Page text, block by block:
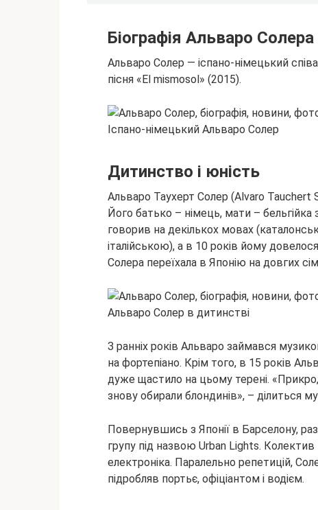
Біографія Альваро Солера
Альваро Солер — іспано-німецький
пісня «El mismosol» (2015).
Іспано-німецький Альваро Солер
Дитинство і юність
Альваро Таухерт Солер (Alvaro Tauchert
Його батько – німець, мати –
говорив на декількох мовах
італійською), а в 10 років йому
Солера переїхала в Японію на довгих
Альваро Солер в дитинстві
З ранніх років Альваро займався
на фортепіано. Крім того, в 15 років
дуже щастило на цьому терені.
знову обирали блондинів», – ділиться
Повернувшись з Японії в Барселону,
групу під назвою Urban Lights. Колектив
електроніка. Паралельно репетицій,
підробляв портьє, офіціантом і водієм.